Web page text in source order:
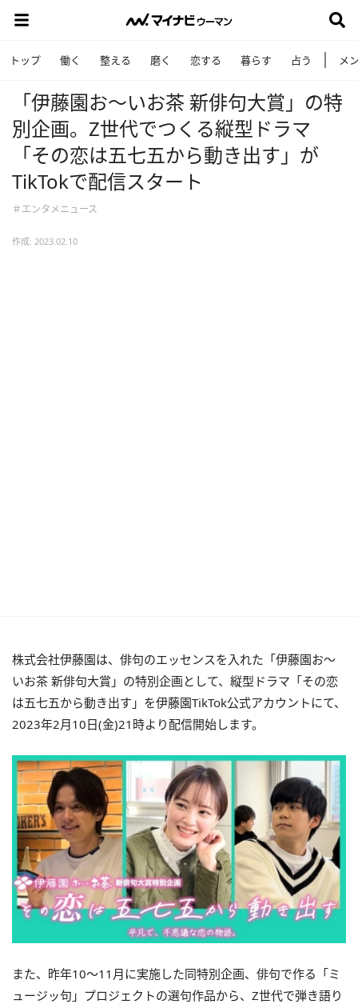
トップ 働く 整える 磨く 恋する 暮らす 占う メ
「伊藤園お～いお茶 新俳句大賞」の特
別企画。Z世代でつくる縦型ドラマ
「その恋は五七五から動き出す」が
TikTokで配信スタート
＃エンタメニュース
作成: 2023.02.10
株式会社伊藤園は、俳句のエッセンスを入れた「伊藤園お～
いお茶 新俳句大賞」の特別企画として、縦型ドラマ「その恋
は五七五から動き出す」を伊藤園TikTok公式アカウントにて、
2023年2月10日(金)21時より配信開始します。
また、昨年10～11月に実施した同特別企画、俳句で作る「ミ
ュージッ句」プロジェクトの選句作品から、Z世代で弾き語り